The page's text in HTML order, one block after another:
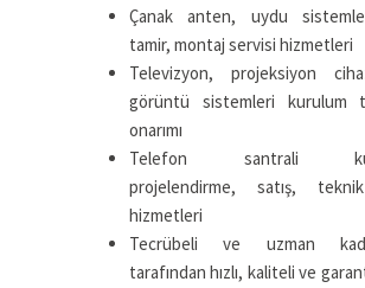
Çanak anten, uydu
tamir, montaj servisi hizmetleri
Televizyon, projeksiyon
görüntü sistemleri kurulum
onarımı
Telefon santrali
projelendirme, satış,
hizmetleri
Tecrübeli ve uzman
tarafından hızlı, kaliteli ve